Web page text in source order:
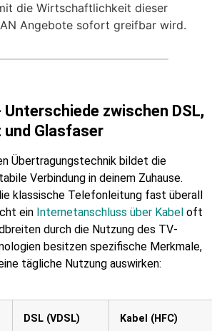
die Wirtschaftlichkeit dieser
Angebote sofort greifbar wird.
Unterschiede zwischen DSL,
Glasfaser
Übertragungstechnik bildet die
Verbindung in deinem Zuhause.
klassische Telefonleitung fast überall
ein Internetanschluss über Kabel oft
durch die Nutzung des TV-
besitzen spezifische Merkmale,
tägliche Nutzung auswirken:
DSL (VDSL) Kabel (HFC)